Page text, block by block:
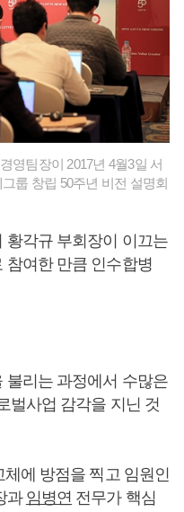
영팀장이 2017년 4월3일 서
룹 창립 50주년 비전 설명회
황각규 부회장이 이끄는
참여한 만큼 인수합병
불리는 과정에서 수많은
벌사업 감각을 지닌 것
에 방점을 찍고 임원인
과 임병연 전무가 핵심